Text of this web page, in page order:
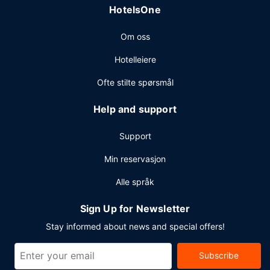
HotelsOne
Om oss
Hotelleiere
Ofte stilte spørsmål
Help and support
Support
Min reservasjon
Alle språk
Sign Up for Newsletter
Stay informed about news and special offers!
Subscribe